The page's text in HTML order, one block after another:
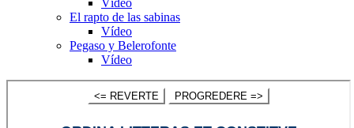
Vídeo
El rapto de las sabinas
Vídeo
Pegaso y Belerofonte
Vídeo